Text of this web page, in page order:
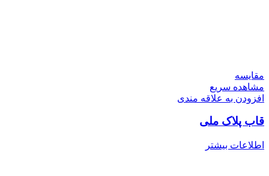
مقایسه
مشاهده سریع
افزودن به علاقه مندی
قاب پلاک ملی
اطلاعات بیشتر